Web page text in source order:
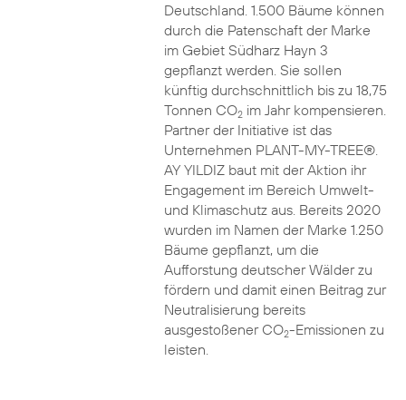
Deutschland. 1.500 Bäume können
durch die Patenschaft der Marke
im Gebiet Südharz Hayn 3
gepflanzt werden. Sie sollen
künftig durchschnittlich bis zu 18,75
Tonnen CO2im Jahr kompensieren.
Partner der Initiative ist das
Unternehmen PLANT-MY-TREE®.
AY YILDIZ baut mit der Aktion ihr
Engagement im Bereich Umwelt-
und Klimaschutz aus. Bereits 2020
wurden im Namen der Marke 1.250
Bäume gepflanzt, um die
Aufforstung deutscher Wälder zu
fördern und damit einen Beitrag zur
Neutralisierung bereits
ausgestoßener CO2-Emissionen zu
leisten.